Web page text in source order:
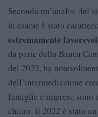
Secondo un’analisi del
in esame è stato
estremamente
da parte della Banca
del 2022, ha
dell’intermediazione
famiglie e imprese sono
chiaro: il 2022 è stato